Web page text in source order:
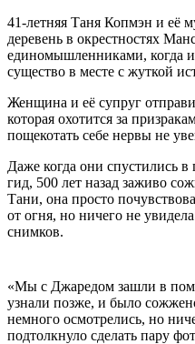
41-летняя Таня Копмэн и её
деревень в окрестностях
единомышленниками, когда
существо в месте с жуткой
Женщина и её супруг
которая охотится за
пощекотать себе нервы не
Даже когда они спустились в
гид, 500 лет назад заживо
Тани, она просто
от огня, но ничего не
снимков.
«Мы с Джаредом зашли в
узнали позже, и было
немного осмотрелись, но
подтолкнуло сделать пару